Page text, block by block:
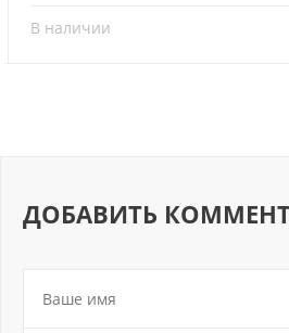
В наличии
ДОБАВИТЬ